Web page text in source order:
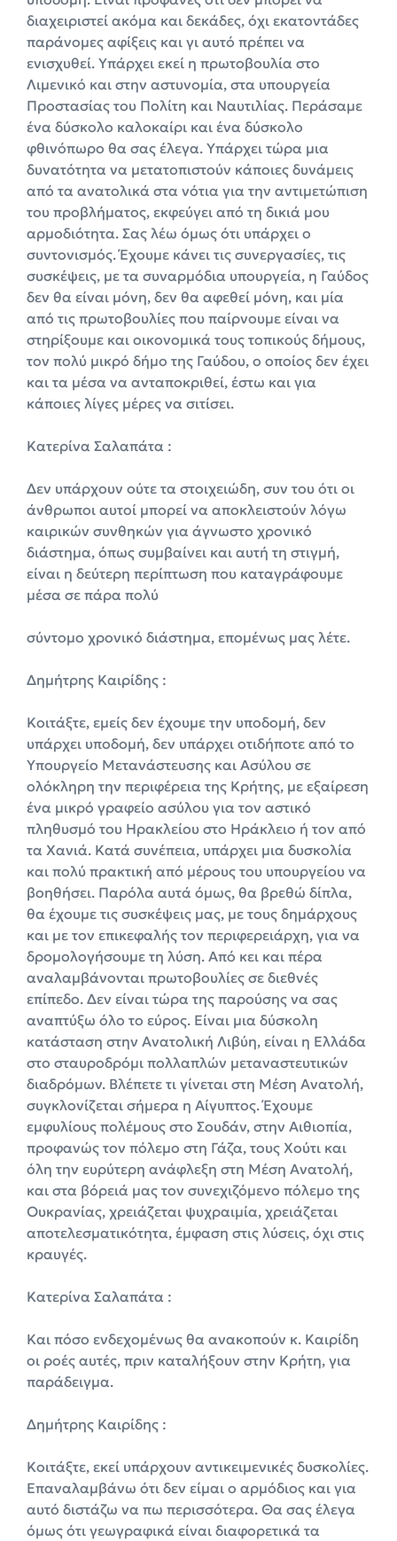
διαχειριστεί ακόμα και δεκάδες, όχι εκατοντάδες
παράνομες αφίξεις και γι αυτό πρέπει να
ενισχυθεί. Υπάρχει εκεί η πρωτοβουλία στο
Λιμενικό και στην αστυνομία, στα υπουργεία
Προστασίας του Πολίτη και Ναυτιλίας. Περάσαμε
ένα δύσκολο καλοκαίρι και ένα δύσκολο
φθινόπωρο θα σας έλεγα. Υπάρχει τώρα μια
δυνατότητα να μετατοπιστούν κάποιες δυνάμεις
από τα ανατολικά στα νότια για την αντιμετώπιση
του προβλήματος, εκφεύγει από τη δικιά μου
αρμοδιότητα. Σας λέω όμως ότι υπάρχει ο
συντονισμός. Έχουμε κάνει τις συνεργασίες, τις
συσκέψεις, με τα συναρμόδια υπουργεία, η Γαύδος
δεν θα είναι μόνη, δεν θα αφεθεί μόνη, και μία
από τις πρωτοβουλίες που παίρνουμε είναι να
στηρίξουμε και οικονομικά τους τοπικούς δήμους,
τον πολύ μικρό δήμο της Γαύδου, ο οποίος δεν έχει
και τα μέσα να ανταποκριθεί, έστω και για
κάποιες λίγες μέρες να σιτίσει.
Κατερίνα Σαλαπάτα :
Δεν υπάρχουν ούτε τα στοιχειώδη, συν του ότι οι
άνθρωποι αυτοί μπορεί να αποκλειστούν λόγω
καιρικών συνθηκών για άγνωστο χρονικό
διάστημα, όπως συμβαίνει και αυτή τη στιγμή,
είναι η δεύτερη περίπτωση που καταγράφουμε
μέσα σε πάρα πολύ
σύντομο χρονικό διάστημα, επομένως μας λέτε.
Δημήτρης Καιρίδης :
Κοιτάξτε, εμείς δεν έχουμε την υποδομή, δεν
υπάρχει υποδομή, δεν υπάρχει οτιδήποτε από το
Υπουργείο Μετανάστευσης και Ασύλου σε
ολόκληρη την περιφέρεια της Κρήτης, με εξαίρεση
ένα μικρό γραφείο ασύλου για τον αστικό
πληθυσμό του Ηρακλείου στο Ηράκλειο ή τον από
τα Χανιά. Κατά συνέπεια, υπάρχει μια δυσκολία
και πολύ πρακτική από μέρους του υπουργείου να
βοηθήσει. Παρόλα αυτά όμως, θα βρεθώ δίπλα,
θα έχουμε τις συσκέψεις μας, με τους δημάρχους
και με τον επικεφαλής τον περιφερειάρχη, για να
δρομολογήσουμε τη λύση. Από κει και πέρα
αναλαμβάνονται πρωτοβουλίες σε διεθνές
επίπεδο. Δεν είναι τώρα της παρούσης να σας
αναπτύξω όλο το εύρος. Είναι μια δύσκολη
κατάσταση στην Ανατολική Λιβύη, είναι η Ελλάδα
στο σταυροδρόμι πολλαπλών μεταναστευτικών
διαδρόμων. Βλέπετε τι γίνεται στη Μέση Ανατολή,
συγκλονίζεται σήμερα η Αίγυπτος. Έχουμε
εμφυλίους πολέμους στο Σουδάν, στην Αιθιοπία,
προφανώς τον πόλεμο στη Γάζα, τους Χούτι και
όλη την ευρύτερη ανάφλεξη στη Μέση Ανατολή,
και στα βόρειά μας τον συνεχιζόμενο πόλεμο της
Ουκρανίας, χρειάζεται ψυχραιμία, χρειάζεται
αποτελεσματικότητα, έμφαση στις λύσεις, όχι στις
κραυγές.
Κατερίνα Σαλαπάτα :
Και πόσο ενδεχομένως θα ανακοπούν κ. Καιρίδη
οι ροές αυτές, πριν καταλήξουν στην Κρήτη, για
παράδειγμα.
Δημήτρης Καιρίδης :
Κοιτάξτε, εκεί υπάρχουν αντικειμενικές δυσκολίες.
Επαναλαμβάνω ότι δεν είμαι ο αρμόδιος και για
αυτό διστάζω να πω περισσότερα. Θα σας έλεγα
όμως ότι γεωγραφικά είναι διαφορετικά τα